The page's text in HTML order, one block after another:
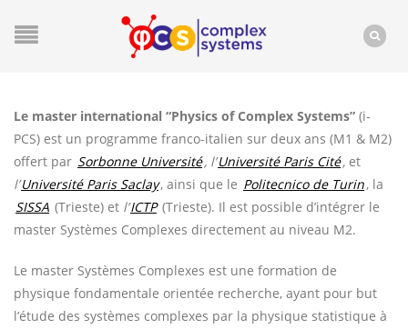
Le master international “Physics of Complex Systems” (i-
PCS) est un programme franco-italien sur deux ans (M1 & M2)
offert par Sorbonne Université, l’Université Paris Cité, et
l’Université Paris Saclay, ainsi que le Politecnico de Turin, la
SISSA (Trieste) et l’ICTP (Trieste). Il est possible d’intégrer le
master Systèmes Complexes directement au niveau M2.
Le master Systèmes Complexes est une formation de
physique fondamentale orientée recherche, ayant pour but
l’étude des systèmes complexes par la physique statistique à